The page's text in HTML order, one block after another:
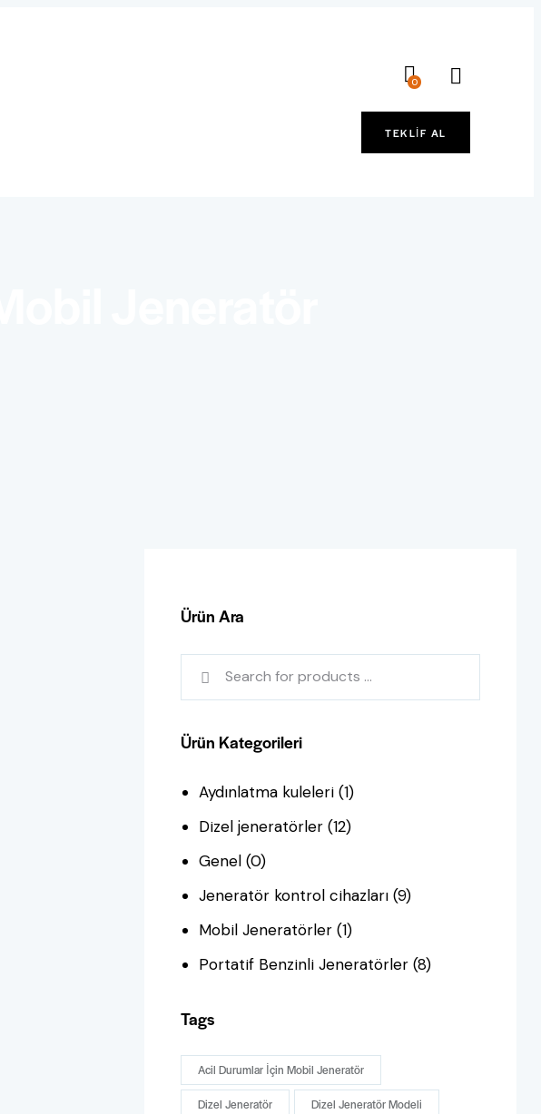
0
TEKLIF AL
Ürün Ara
Ürün Kategorileri
Aydınlatma kuleleri (1)
Dizel jeneratörler (12)
Genel (0)
Jeneratör kontrol cihazları (9)
Mobil Jeneratörler (1)
Portatif Benzinli Jeneratörler (8)
Tags
Acil Durumlar İçin Mobil Jeneratör
Dizel Jeneratör Dizel Jeneratör Modeli